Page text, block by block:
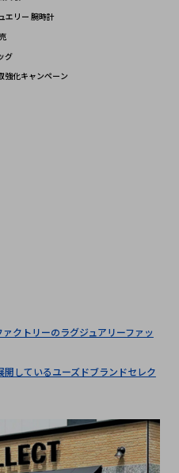
エリー 腕時計
グ
強化キャンペーン
クトリーのラグジュアリーファッ
しているユーズドブランドセレク